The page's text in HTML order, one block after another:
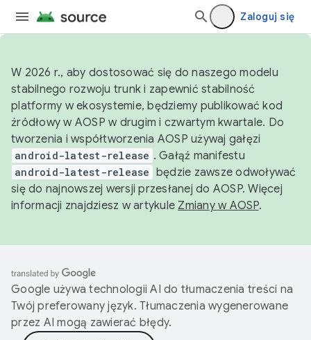
Zaloguj się
W 2026 r., aby dostosować się do naszego modelu
stabilnego rozwoju trunk i zapewnić stabilność
platformy w ekosystemie, będziemy publikować kod
źródłowy w AOSP w drugim i czwartym kwartale. Do
tworzenia i współtworzenia AOSP używaj gałęzi
android-latest-release . Gałąź manifestu
android-latest-release będzie zawsze odwoływać
się do najnowszej wersji przesłanej do AOSP. Więcej
informacji znajdziesz w artykule Zmiany w AOSP.
Google używa technologii AI do tłumaczenia treści na
Twój preferowany język. Tłumaczenia wygenerowane
przez AI mogą zawierać błędy.